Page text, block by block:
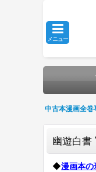
メニュー
中古本漫画全
幽遊白書
◆漫画本の